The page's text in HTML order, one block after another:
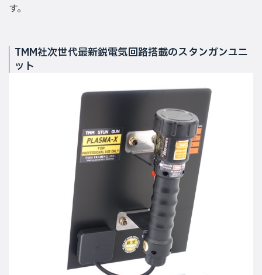
す。
TMM社次世代最新鋭電気回路搭載のスタンガンユニ
ット